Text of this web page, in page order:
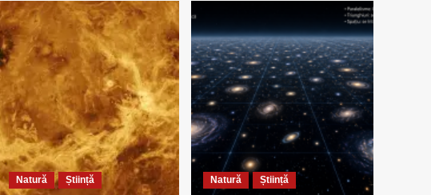
Natură Știință Natură Știință